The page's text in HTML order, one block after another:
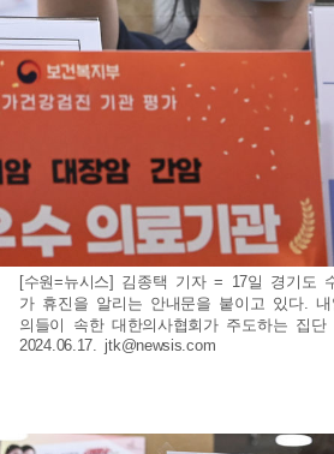
[수원=뉴시스] 김종택 기자 = 17일 경기도
가 휴진을 알리는 안내문을 붙이고 있다.
의들이 속한 대한의사협회가 주도하는 집단
2024.06.17. jtk@newsis.com